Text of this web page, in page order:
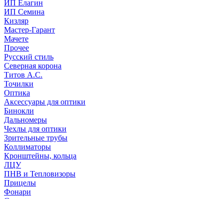
ИП Елагин
ИП Семина
Кизляр
Мастер-Гарант
Мачете
Прочее
Русский стиль
Северная корона
Титов А.С.
Точилки
Оптика
Аксессуары для оптики
Бинокли
Дальномеры
Чехлы для оптики
Зрительные трубы
Коллиматоры
Кронштейны, кольца
ЛЦУ
ПНВ и Тепловизоры
Прицелы
Фонари